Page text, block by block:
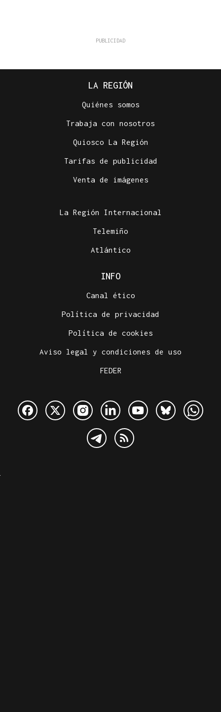
LA REGIÓN
Quiénes somos
Trabaja con nosotros
Quiosco La Región
Tarifas de publicidad
Venta de imágenes
La Región Internacional
Telemiño
Atlántico
INFO
Canal ético
Política de privacidad
Política de cookies
Aviso legal y condiciones de uso
FEDER